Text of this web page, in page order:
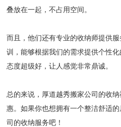
叠放在一起，不占用空间。
而且，他们还有专业的收纳师提供
训，能够根据我们的需求提供个性
态度超级好，让人感觉非常鼎诚。
总的来说，厚道越秀搬家公司的收
惠。如果你也想拥有一个整洁舒适
司的收纳服务吧！